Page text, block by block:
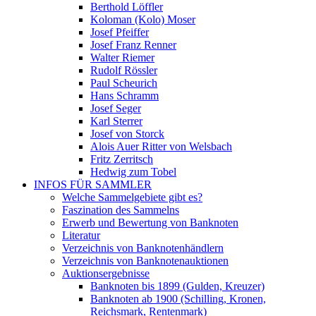
Berthold Löffler
Koloman (Kolo) Moser
Josef Pfeiffer
Josef Franz Renner
Walter Riemer
Rudolf Rössler
Paul Scheurich
Hans Schramm
Josef Seger
Karl Sterrer
Josef von Storck
Alois Auer Ritter von Welsbach
Fritz Zerritsch
Hedwig zum Tobel
INFOS FÜR SAMMLER
Welche Sammelgebiete gibt es?
Faszination des Sammelns
Erwerb und Bewertung von Banknoten
Literatur
Verzeichnis von Banknotenhändlern
Verzeichnis von Banknotenauktionen
Auktionsergebnisse
Banknoten bis 1899 (Gulden, Kreuzer)
Banknoten ab 1900 (Schilling, Kronen,
Reichsmark, Rentenmark)